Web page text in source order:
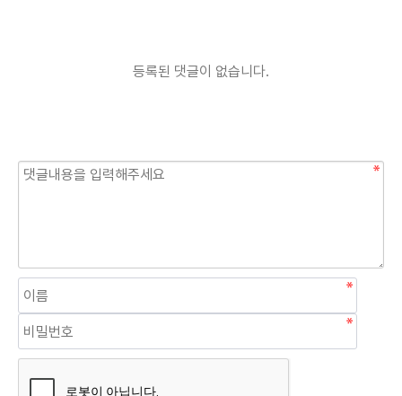
등록된 댓글이 없습니다.